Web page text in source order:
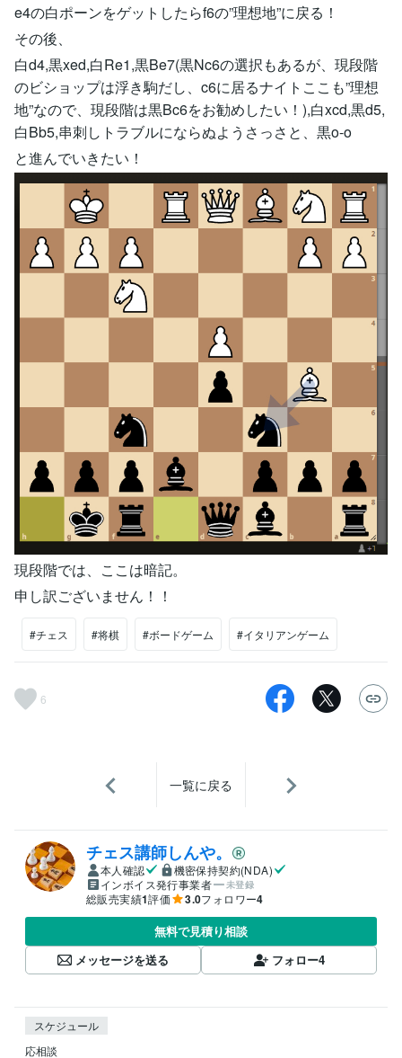
e4の白ポーンをゲットしたらf6の”理想地”に戻る！
その後、
白d4,黒xed,白Re1,黒Be7(黒Nc6の選択もあるが、現段階
のビショップは浮き駒だし、c6に居るナイトここも”理想
地”なので、現段階は黒Bc6をお勧めしたい！),白xcd,黒d5,
白Bb5,串刺しトラブルにならぬようさっさと、黒o-o
と進んでいきたい！
現段階では、ここは暗記。
申し訳ございません！！
#チェス #将棋 #ボードゲーム #イタリアンゲーム
6
一覧に戻る
チェス講師しんや。
本人確認
機密保持契約(NDA)
インボイス発行事業者
未登録
総販売実績1評価 3.0フォロワー4
無料で見積り相談
メッセージを送る
フォロー4
スケジュール
応相談